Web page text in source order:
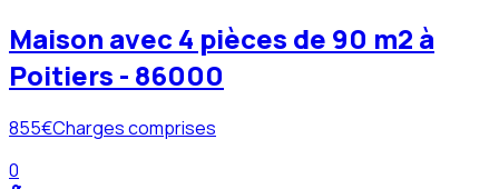
Maison avec 4 pièces de 90 m2 à
Poitiers - 86000
855€Charges comprises
0